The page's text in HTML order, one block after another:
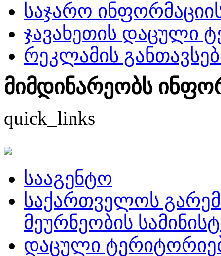
საჯარო
ჯავახეთის დაცული
რეკლამის
მიმდინარეობს
quick_links
სააგენტო
საქართველოს
მეურნეობის
დაცული